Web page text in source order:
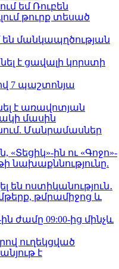
եմ Ռուբեն
թուրք տեսած
մանկապղծության
է ցավալի կորստի
7 պաշտոնյա
է առավոտյան
մասին
Մանրամասներ
«Տեցիկ»-ին ու «Գոջո»-
նախաքննությունը.
են ոստիկանություն․
թմրամիջոց և
ժամը 09:00-ից մինչև
ուղեկցված
է